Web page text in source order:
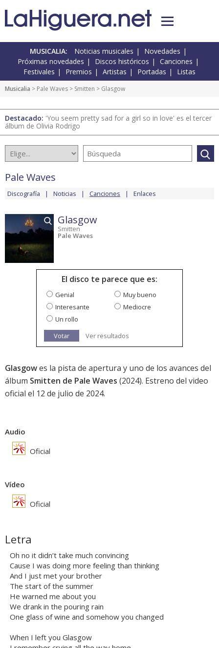
MUSICALIA: Noticias musicales
Novedades
Próximas novedades
Discos históricos
Canciones
Festivales
Premios Artistas Portadas Listas
Musicalia > Pale Waves > Smitten > Glasgow
Destacado: 'You seem pretty sad for a girl so in love' es el tercer
álbum de Olivia Rodrigo
Pale Waves
Discografía Noticias Canciones Enlaces
Glasgow
Smitten
Pale Waves
El disco te parece que es:
Genial
Muy bueno
Interesante
Mediocre
Un rollo
Votar
Ver resultados
Glasgowes la pista de apertura y uno de los avances del
álbum Smitten de Pale Waves (2024). Estreno del video
oficial el 12 de julio de 2024.
Audio
Oficial
Vídeo
Oficial
Letra
Oh no it didn’t take much convincing
Cause I was doing more feeling than thinking
And I just met your brother
The start of the summer
He warned me about you
We drank in the pouring rain
One glass of wine and somehow you changed
When I left you Glasgow